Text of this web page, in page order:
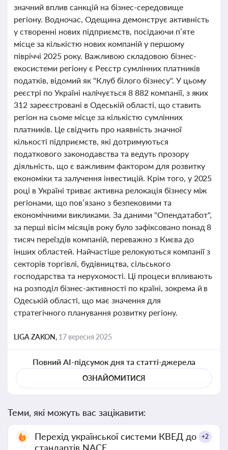
значний вплив санкцій на бізнес-середовище
регіону. Водночас, Одещина демонструє активність
у створенні нових підприємств, посідаючи п’яте
місце за кількістю нових компаній у першому
півріччі 2025 року. Важливою складовою бізнес-
екосистеми регіону є Реєстр сумлінних платників
податків, відомий як "Клуб білого бізнесу". У цьому
реєстрі по Україні налічується 8 882 компанії, з яких
312 зареєстровані в Одеській області, що ставить
регіон на сьоме місце за кількістю сумлінних
платників. Це свідчить про наявність значної
кількості підприємств, які дотримуються
податкового законодавства та ведуть прозору
діяльність, що є важливим фактором для розвитку
економіки та залучення інвестицій. Крім того, у 2025
році в Україні триває активна релокація бізнесу між
регіонами, що пов’язано з безпековими та
економічними викликами. За даними "Опендатабот",
за перші вісім місяців року було зафіксовано понад 8
тисяч переїздів компаній, переважно з Києва до
інших областей. Найчастіше релокуються компанії з
секторів торгівлі, будівництва, сільського
господарства та нерухомості. Ці процеси впливають
на розподіл бізнес-активності по країні, зокрема й в
Одеській області, що має значення для
стратегічного планування розвитку регіону.
LIGA ZAKON, 17 вересня 2025
Повний AI-підсумок дня та статті-джерела
ОЗНАЙОМИТИСЯ
Теми, які можуть вас зацікавити:
Перехід української системи КВЕД до
стандартів NACE
+2